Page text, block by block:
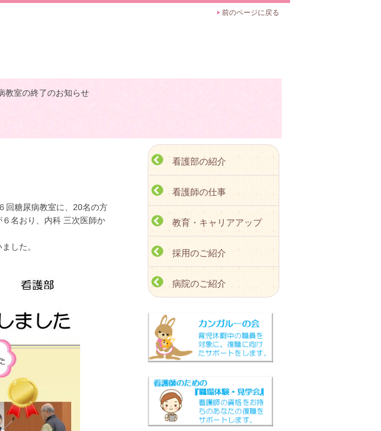
前のページに戻る
室の終了のお知らせ
回糖尿病教室に、20名の方
名おり、内科 三次医師か
した。
看護部の紹介
看護師の仕事
教育・キャリアアップ
採用のご紹介
病院のご紹介